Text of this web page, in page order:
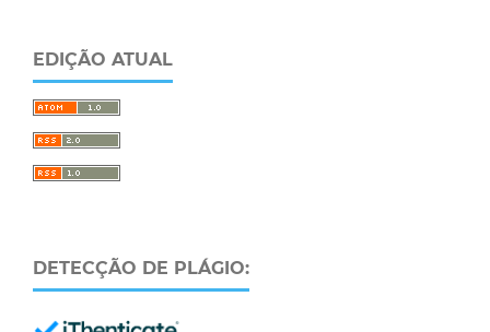
EDIÇÃO ATUAL
DETECÇÃO DE PLÁGIO: